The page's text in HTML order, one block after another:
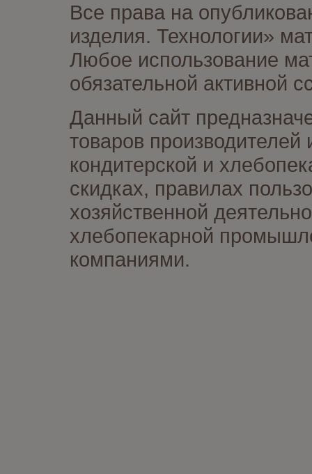
Все права на
изделия. Технологии»
Любое использование
обязательной активной
Данный сайт
товаров
кондитерской и
скидках, правилах
хозяйственной
хлебопекарной
компаниями.